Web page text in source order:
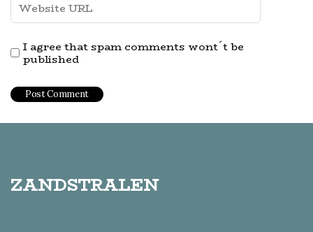
I agree that spam comments wont´t be
published
zandstralen